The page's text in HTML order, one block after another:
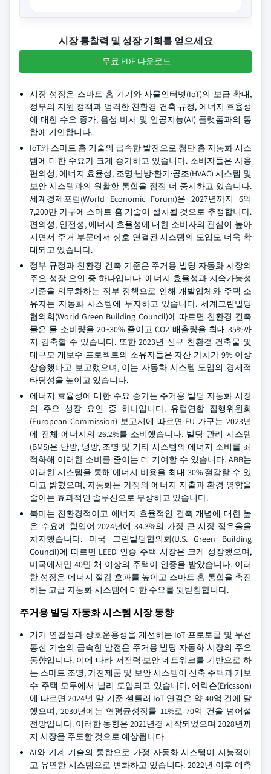
시장 통찰력 및 성장 기회를 얻으세요
무료 PDF 다운로드
시장 성장은 스마트 홈 기기와 사물인터넷(IoT)의 보급 확대,
정부의 지원 정책과 엄격한 친환경 건축 규정, 에너지 효율성
에 대한 수요 증가, 음성 비서 및 인공지능(AI) 플랫폼과의 통
합에 기인합니다.
IoT와 스마트 홈 기술의 급속한 발전으로 첨단 홈 자동화 시스
템에 대한 수요가 크게 증가하고 있습니다. 소비자들은 사용
편의성, 에너지 효율성, 조명·난방·환기·공조(HVAC) 시스템 및
보안 시스템과의 원활한 통합을 점점 더 중시하고 있습니다.
세계경제포럼(World Economic Forum)은 2027년까지 6억
7,200만 가구에 스마트 홈 기술이 설치될 것으로 추정합니다.
편의성, 안전성, 에너지 효율성에 대한 소비자의 관심이 높아
지면서 주거 부문에서 상호 연결된 시스템의 도입도 더욱 확
대되고 있습니다.
정부 규정과 친환경 건축 기준은 주거용 빌딩 자동화 시장의
주요 성장 요인 중 하나입니다. 에너지 효율성과 지속가능성
기준을 의무화하는 정부 정책으로 인해 개발업체와 주택 소
유자는 자동화 시스템에 투자하고 있습니다. 세계그린빌딩
협의회(World Green Building Council)에 따르면 친환경 건축
물은 물 소비량을 20~30% 줄이고 CO2 배출량을 최대 35%까
지 감축할 수 있습니다. 또한 2023년 신규 친환경 건축물 및
대규모 개보수 프로젝트의 소유자들은 자산 가치가 9% 이상
상승했다고 보고했으며, 이는 자동화 시스템 도입의 경제적
타당성을 높이고 있습니다.
에너지 효율성에 대한 수요 증가는 주거용 빌딩 자동화 시장
의 주요 성장 요인 중 하나입니다. 유럽연합 집행위원회
(European Commission) 보고서에 따르면 EU 가구는 2023년
에 전체 에너지의 26.2%를 소비했습니다. 빌딩 관리 시스템
(BMS)은 난방, 냉방, 조명 및 기타 시스템의 에너지 소비를 최
적화해 이러한 소비를 줄이는 데 기여할 수 있습니다. ABB는
이러한 시스템을 통해 에너지 비용을 최대 30% 절감할 수 있
다고 밝혔으며, 자동화는 가정의 에너지 지출과 환경 영향을
줄이는 효과적인 솔루션으로 부상하고 있습니다.
북미는 친환경적이고 에너지 효율적인 건축 개념에 대한 높
은 수요에 힘입어 2024년에 34.3%의 가장 큰 시장 점유율을
차지했습니다. 미국 그린빌딩협의회(U.S. Green Building
Council)에 따르면 LEED 인증 주택 시장은 크게 성장했으며,
미국에서만 40만 채 이상의 주택이 인증을 받았습니다. 이러
한 성장은 에너지 절감 효과를 높이고 스마트 홈 통합을 촉진
하는 고급 자동화 시스템에 대한 수요를 뒷받침합니다.
주거용 빌딩 자동화 시스템 시장 동향
기기 연결성과 상호운용성을 개선하는 IoT 프로토콜 및 무선
통신 기술의 급속한 발전은 주거용 빌딩 자동화 시장의 주요
동향입니다. 이에 따라 저전력·보안 네트워크를 기반으로 하
는 스마트 조명, 가전제품 및 보안 시스템이 신축 주택과 개보
수 주택 모두에서 널리 도입되고 있습니다. 에릭슨(Ericsson)
에 따르면 2024년 말 기준 셀룰러 IoT 연결은 약 40억 건에 달
했으며, 2030년에는 연평균성장률 11%로 70억 건을 넘어설
전망입니다. 이러한 동향은 2021년경 시작되었으며 2028년까
지 시장을 주도할 것으로 예상됩니다.
AI와 기계 기술의 통합으로 가정 자동화 시스템이 지능적이
고 유연한 시스템으로 변화하고 있습니다. 2022년 이후 예측